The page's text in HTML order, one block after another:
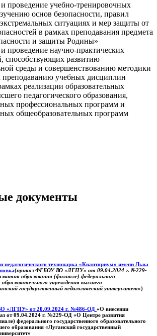
и проведение учебно-тренировочных
основ безопасности, правил
ситуациях и мер защиты от
в рамках преподавания предмета
и защиты Родины»
проведение научно-практических
способствующих развитию
среды и совершенствованию методики
преподаванию учебных дисциплин
реализации образовательных
педагогического образования,
профессиональных программ и
общеобразовательных программ
документы
педагогического технопарка «Кванториум» имени Льва
(приказ ФГБОУ ВО «ЛГПУ» от 09.04.2024 г. №229-
образования (филиале) федерального
образовательного учреждения высшего
государственный педагогический университет»)
«ЛГПУ» от 20.09.2024 г. №486-ОД «О внесении
от 09.04.2024 г. №229-ОД «О Центре развития
федерального государственного образовательного
образования «Луганский государственный